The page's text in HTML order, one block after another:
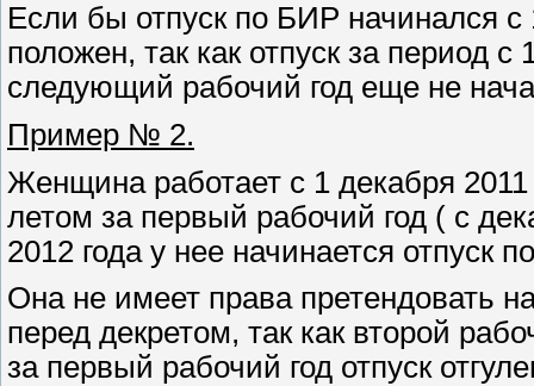
Если бы отпуск по БИР начинался
положен, так как отпуск за период
следующий рабочий год еще не
Пример № 2.
Женщина работает с 1 декабря
летом за первый рабочий год ( с
2012 года у нее начинается отпуск
Она не имеет права претендовать
перед декретом, так как второй
за первый рабочий год отпуск